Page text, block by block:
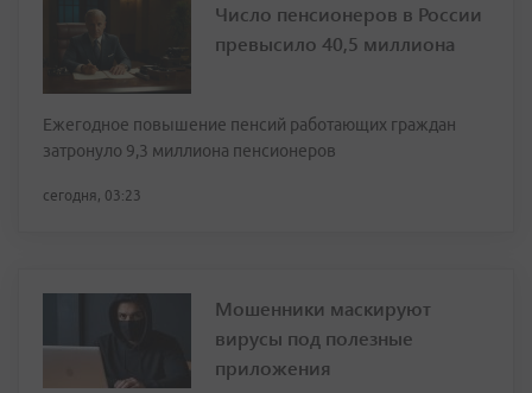
Число пенсионеров в России
превысило 40,5 миллиона
Ежегодное повышение пенсий работающих граждан
затронуло 9,3 миллиона пенсионеров
сегодня, 03:23
Мошенники маскируют
вирусы под полезные
приложения